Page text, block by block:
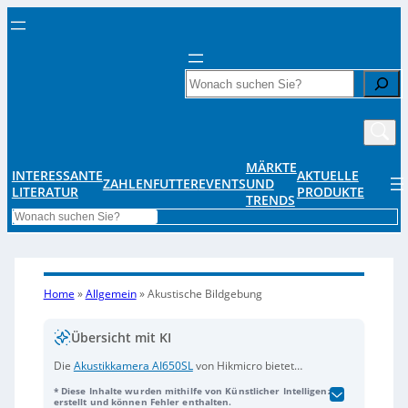
Search
INTERESSANTE
LITERATUR
ZAHLENFUTTEREVENTS
MÄRKTE
UND
TRENDS
AKTUELLE
PRODUKTE
Search
Home »Allgemein»Akustische Bildgebung
Übersicht mit KI
Die Akustikkamera AI650SLvon Hikmicro bietet
Energieverlusten und verbessert die Leistung von
* Diese Inhalte wurden mithilfe von Künstlicher Intelligenz
erstellt und können Fehler enthalten.